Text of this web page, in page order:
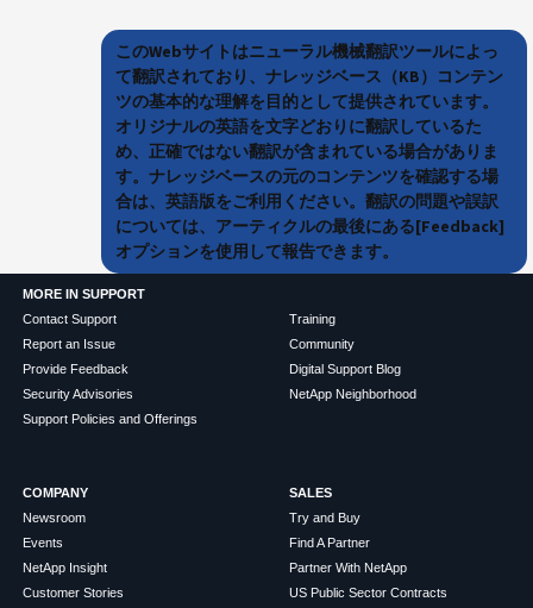
このWebサイトはニューラル機械翻訳ツールによっ
て翻訳されており、ナレッジベース（KB）コンテン
ツの基本的な理解を目的として提供されています。
オリジナルの英語を文字どおりに翻訳しているた
め、正確ではない翻訳が含まれている場合がありま
す。ナレッジベースの元のコンテンツを確認する場
合は、英語版をご利用ください。翻訳の問題や誤訳
については、アーティクルの最後にある[Feedback]
オプションを使用して報告できます。
MORE IN SUPPORT
Contact Support
Report an Issue
Provide Feedback
Security Advisories
Support Policies and Offerings
Training
Community
Digital Support Blog
NetApp Neighborhood
COMPANY
Newsroom
Events
NetApp Insight
Customer Stories
SALES
Try and Buy
Find A Partner
Partner With NetApp
US Public Sector Contracts